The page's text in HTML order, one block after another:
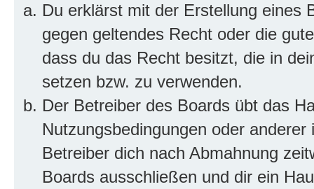
Du erklärst mit der Erstellung eines
gegen geltendes Recht oder die
dass du das Recht besitzt, die in
setzen bzw. zu verwenden.
Der Betreiber des Boards übt das
Nutzungsbedingungen oder
Betreiber dich nach Abmahnung
Boards ausschließen und dir ein